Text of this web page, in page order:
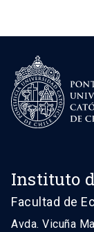
Instituto
Facultad de
Avda. Vicuña